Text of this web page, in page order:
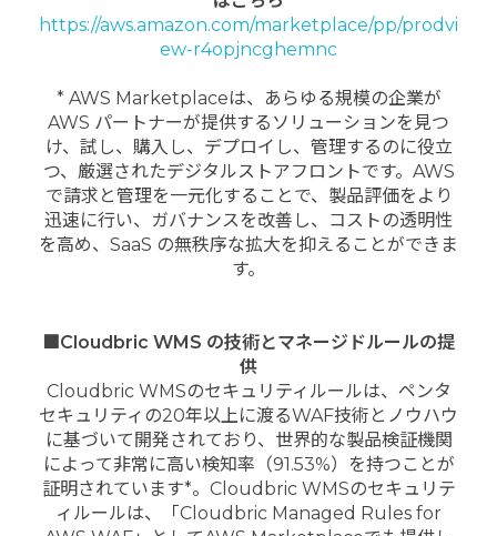
https://aws.amazon.com/marketplace/pp/prodvi
ew-r4opjncghemnc
* AWS Marketplaceは、あらゆる規模の企業が
AWS パートナーが提供するソリューションを見つ
け、試し、購入し、デプロイし、管理するのに役立
つ、厳選されたデジタルストアフロントです。AWS
で請求と管理を一元化することで、製品評価をより
迅速に行い、ガバナンスを改善し、コストの透明性
を高め、SaaS の無秩序な拡大を抑えることができま
す。
■Cloudbric WMS の技術とマネージドルールの提
供
Cloudbric WMSのセキュリティルールは、ペンタ
セキュリティの20年以上に渡るWAF技術とノウハウ
に基づいて開発されており、世界的な製品検証機関
によって非常に高い検知率（91.53%）を持つことが
証明されています*。Cloudbric WMSのセキュリテ
ィルールは、「Cloudbric Managed Rules for